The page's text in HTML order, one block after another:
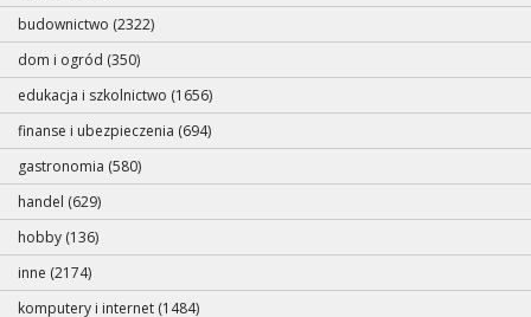
budownictwo (2322)
dom i ogród (350)
edukacja i szkolnictwo (1656)
finanse i ubezpieczenia (694)
gastronomia (580)
handel (629)
hobby (136)
inne (2174)
komputery i internet (1484)